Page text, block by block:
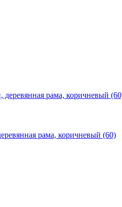
рама, коричневый (60)